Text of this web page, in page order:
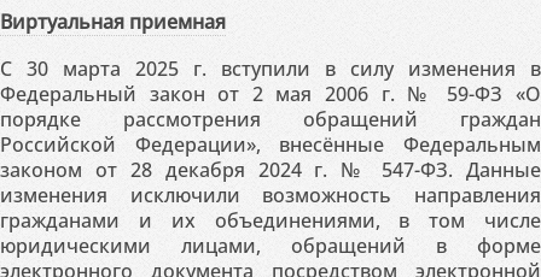
Виртуальная приемная
С 30 марта 2025 г. вступили в силу изменения в
Федеральный закон от 2 мая 2006 г. № 59-ФЗ «О
порядке рассмотрения обращений граждан
Российской Федерации», внесённые Федеральным
законом от 28 декабря 2024 г. № 547-ФЗ. Данные
изменения исключили возможность направления
гражданами и их объединениями, в том числе
юридическими лицами, обращений в форме
электронного документа посредством электронной